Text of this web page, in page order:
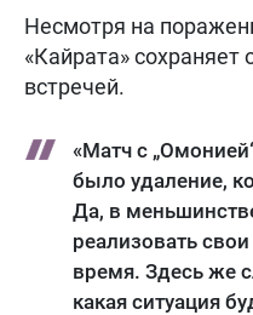
Несмотря на
«Кайрата»
встречей.
«Матч с
было удаление,
Да, в
реализовать
время. Здесь же
какая ситуация